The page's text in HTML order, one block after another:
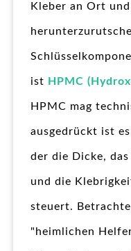
Kleber an Ort
ist HPMC
HPMC mag
ausgedrückt ist
der die Dicke,
und die
steuert.
"heimlichen